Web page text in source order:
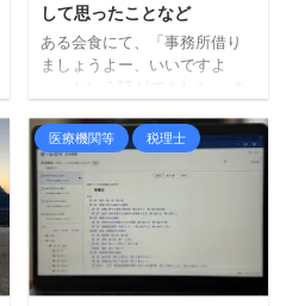
な？という感じです。 微妙な
ニュアンスに違いはあります
が、根本的な部分が解決でき
ていないというか、改善でき
る余地があるのに、それに着
手できていない、という ...
して思ったことなど
ある会食にて、「事務所借り
ましょうよー、いいですよ
ー」という話がでました。 き
ることになった人がいて、そ
ういう話題になった次第で
す。 最初から事務所を借りて
いる人もいたので、その方と
の話を聞きながら、事務所を
借りることを想像してみて思
ったことなど書いてみます。
医療機関等 税理士